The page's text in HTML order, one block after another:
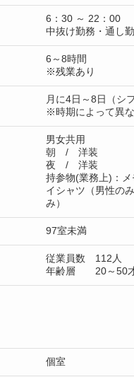
6：30 ～ 22：00
中抜け勤務・通し
6～8時間
※残業あり
月に4日～8日（シ
※時期によって異
男女共用
朝 / 洋装
夜 / 洋装
持参物(業務上)：
イシャツ（男性の
み）
97室未満
従業員数 112人
年齢層 20～50
個室